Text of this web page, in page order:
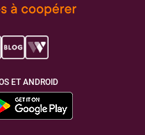
ET ANDROID